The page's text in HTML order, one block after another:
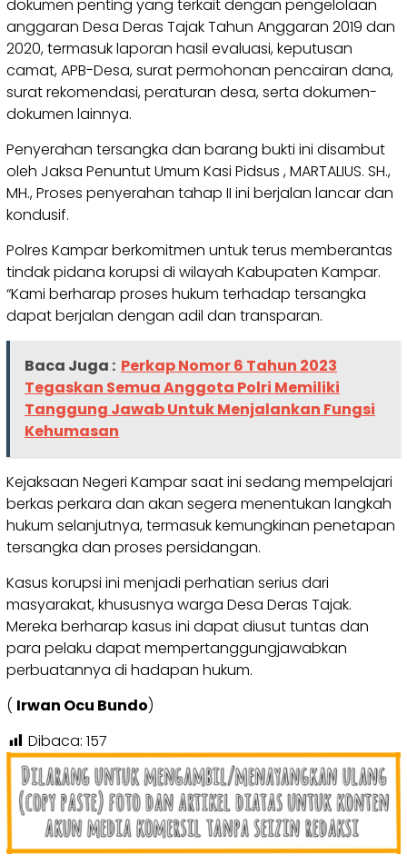
dokumen penting yang terkait dengan pengelolaan
anggaran Desa Deras Tajak Tahun Anggaran 2019 dan
2020, termasuk laporan hasil evaluasi, keputusan
camat, APB-Desa, surat permohonan pencairan dana,
surat rekomendasi, peraturan desa, serta dokumen-
dokumen lainnya.
Penyerahan tersangka dan barang bukti ini disambut
oleh Jaksa Penuntut Umum Kasi Pidsus , MARTALIUS. SH.,
MH., Proses penyerahan tahap II ini berjalan lancar dan
kondusif.
Polres Kampar berkomitmen untuk terus memberantas
tindak pidana korupsi di wilayah Kabupaten Kampar.
“Kami berharap proses hukum terhadap tersangka
dapat berjalan dengan adil dan transparan.
Baca Juga : Perkap Nomor 6 Tahun 2023
Tegaskan Semua Anggota Polri Memiliki
Tanggung Jawab Untuk Menjalankan Fungsi
Kehumasan
Kejaksaan Negeri Kampar saat ini sedang mempelajari
berkas perkara dan akan segera menentukan langkah
hukum selanjutnya, termasuk kemungkinan penetapan
tersangka dan proses persidangan.
Kasus korupsi ini menjadi perhatian serius dari
masyarakat, khususnya warga Desa Deras Tajak.
Mereka berharap kasus ini dapat diusut tuntas dan
para pelaku dapat mempertanggungjawabkan
perbuatannya di hadapan hukum.
( Irwan Ocu Bundo)
Dibaca: 157